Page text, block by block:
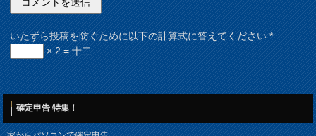
いたずら投稿を防ぐために以下の計算式に答えてください*
× 2 = 十二
確定申告 特集！